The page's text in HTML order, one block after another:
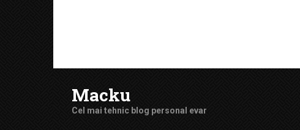
Macku
Cel mai tehnic blog personal evar